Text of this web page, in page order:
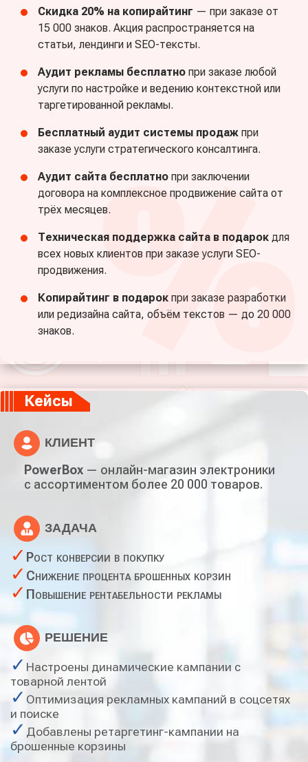
Скидка 20% на копирайтинг — при заказе от
15 000 знаков. Акция распространяется на
статьи, лендинги и SEO-тексты.
Аудит рекламы бесплатно при заказе любой
услуги по настройке и ведению контекстной или
таргетированной рекламы.
Бесплатный аудит системы продаж при
заказе услуги стратегического консалтинга.
Аудит сайта бесплатно при заключении
договора на комплексное продвижение сайта от
трёх месяцев.
Техническая поддержка сайта в подарок для
всех новых клиентов при заказе услуги SEO-
продвижения.
Копирайтинг в подарок при заказе разработки
или редизайна сайта, объём текстов — до 20 000
знаков.
Кейсы
КЛИЕНТ
PowerBox — онлайн-магазин электроники
с ассортиментом более 20 000 товаров.
ЗАДАЧА
Рост конверсии в покупку
Снижение процента брошенных корзин
Повышение рентабельности рекламы
РЕШЕНИЕ
Настроены динамические кампании с
товарной лентой
Оптимизация рекламных кампаний в соцсетях
и поиске
Добавлены ретаргетинг-кампании на
брошенные корзины